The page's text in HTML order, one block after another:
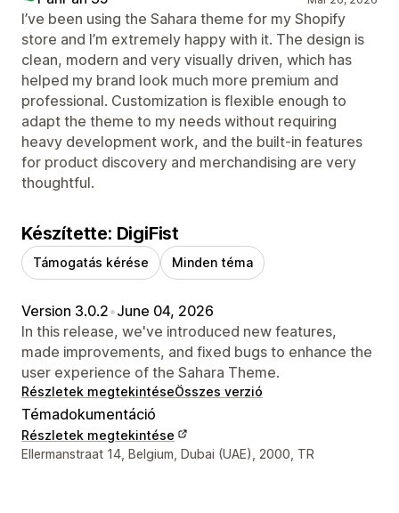
I’ve been using the Sahara theme for my Shopify
store and I’m extremely happy with it. The design is
clean, modern and very visually driven, which has
helped my brand look much more premium and
professional. Customization is flexible enough to
adapt the theme to my needs without requiring
heavy development work, and the built‑in features
for product discovery and merchandising are very
thoughtful.
Készítette: DigiFist
Támogatás kérése Minden téma
Version 3.0.2•June 04, 2026
In this release, we've introduced new features,
made improvements, and fixed bugs to enhance the
user experience of the Sahara Theme.
Részletek megtekintéseÖsszes verzió
Témadokumentáció
Részletek megtekintése
Dizájner kapcsolattartási adatai
Ellermanstraat 14, Belgium, Dubai (UAE), 2000, TR